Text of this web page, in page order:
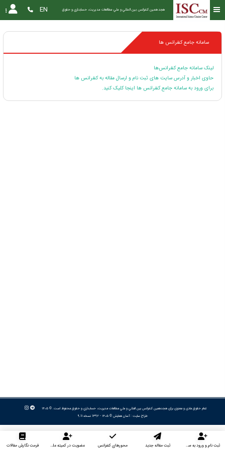
هجدهمین كنفرانس بين المللي و ملي مطالعات مديريت، حسابداري و حقوق EN
سامانه جامع کنفرانس ها
لینک سامانه جامع کنفرانس‌ها
حاوی اخبار و آدرس سایت های ثبت نام و ارسال مقاله به کنفرانس ها
برای ورود به سامانه جامع کنفرانس ها اینجا کلیک کنید.
تمام حقوق مادی و معنوی برای هجدهمین كنفرانس بين المللي و ملي مطالعات مديريت، حسابداري و حقوق محفوظ است. © ۱۴۰۵
طراح سایت :آسان همایش © ۱۴۰۵ - 1392 نسخه 9.11
ثبت نام و ورود به سایت ثبت مقاله جدید محورهای کنفرانس عضویت در کمیته علمی داوران فرمت نگارش مقالات